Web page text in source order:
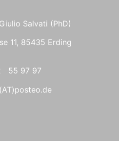
Salvati (PhD)
11, 85435 Erding
55 97 97